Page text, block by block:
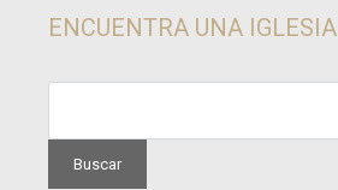
ENCUENTRA UNA IGLESIA